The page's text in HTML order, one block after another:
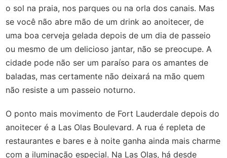
o sol na praia, nos parques ou na orla dos canais. Mas
se você não abre mão de um drink ao anoitecer, de
uma boa cerveja gelada depois de um dia de passeio
ou mesmo de um delicioso jantar, não se preocupe. A
cidade pode não ser um paraíso para os amantes de
baladas, mas certamente não deixará na mão quem
não resiste a um passeio noturno.
O ponto mais movimento de Fort Lauderdale depois do
anoitecer é a Las Olas Boulevard. A rua é repleta de
restaurantes e bares e à noite ganha ainda mais charme
com a iluminação especial. Na Las Olas, há desde